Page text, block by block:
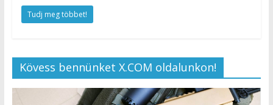
Tudj meg többet!
Kövess bennünket X.COM oldalunkon!